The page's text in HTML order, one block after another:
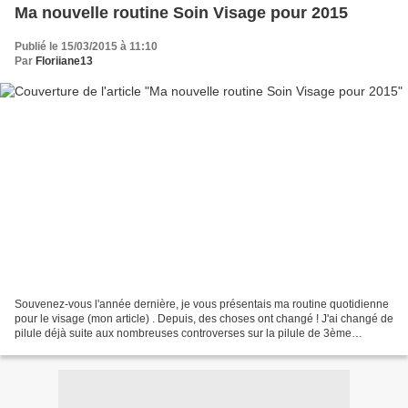
Ma nouvelle routine Soin Visage pour 2015
Publié le 15/03/2015 à 11:10
Par Floriiane13
Souvenez-vous l'année dernière, je vous présentais ma routine quotidienne
pour le visage (mon article) . Depuis, des choses ont changé ! J'ai changé de
pilule déjà suite aux nombreuses controverses sur la pilule de 3ème